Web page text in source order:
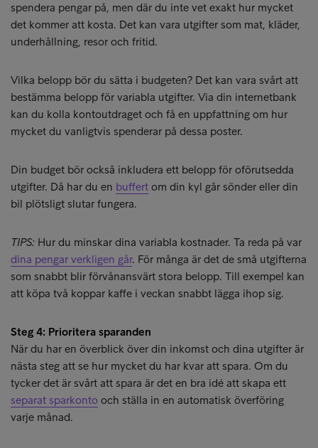
spendera pengar på, men där du inte vet exakt hur mycket
det kommer att kosta. Det kan vara utgifter som mat, kläder,
underhållning, resor och fritid.
Vilka belopp bör du sätta i budgeten? Det kan vara svårt att
bestämma belopp för variabla utgifter. Via din internetbank
kan du kolla kontoutdraget och få en uppfattning om hur
mycket du vanligtvis spenderar på dessa poster.
Din budget bör också inkludera ett belopp för oförutsedda
utgifter. Då har du en buffert om din kyl går sönder eller din
bil plötsligt slutar fungera.
TIPS: Hur du minskar dina variabla kostnader. Ta reda på var
dina pengar verkligen går. För många är det de små utgifterna
som snabbt blir förvånansvärt stora belopp. Till exempel kan
att köpa två koppar kaffe i veckan snabbt lägga ihop sig.
Steg 4: Prioritera sparanden
När du har en överblick över din inkomst och dina utgifter är
nästa steg att se hur mycket du har kvar att spara. Om du
tycker det är svårt att spara är det en bra idé att skapa ett
separat sparkonto och ställa in en automatisk överföring
varje månad.